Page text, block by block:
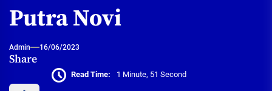
Putra Novi
Admin 16/06/2023
Share
Read Time: 1 Minute, 51 Second